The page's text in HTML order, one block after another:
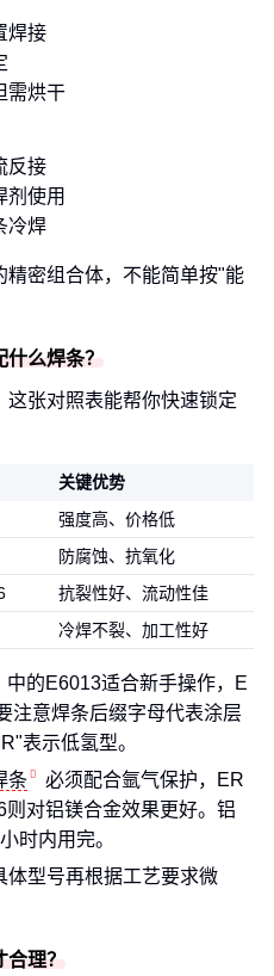
焊接
需烘干
反接
剂使用
冷焊
精密组合体，不能简单按"能
么焊条？
张对照表能帮你快速锁定
关键优势
强度高、价格低
防腐蚀、抗氧化
抗裂性好、流动性佳
冷焊不裂、加工性好
中的E6013适合新手操作，E
注意焊条后缀字母代表涂层
表示低氢型。
条
必须配合氩气保护，ER
对铝镁合金效果更好。铝
时内用完。
体型号再根据工艺要求微
理？